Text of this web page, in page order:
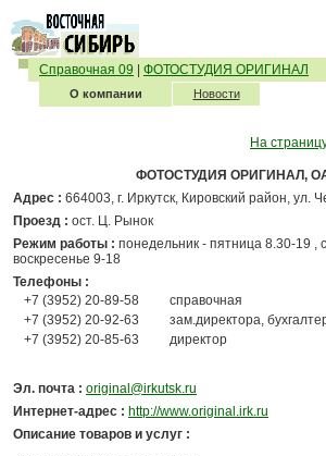
Справочная 09 ФОТОСТУДИЯ ОРИГИНАЛ
О компании Новости
На
ФОТОСТУДИЯ ОРИГИНАЛ,
Адрес : 664003, г. Иркутск, Кировский район, ул.
Проезд : ост. Ц. Рынок
Режим работы : понедельник - пятница 8.30-19 ,
воскресенье 9-18
Телефоны :
+7 (3952) 20-89-58
справочная
+7 (3952) 20-92-63
зам.директора,
+7 (3952) 20-85-63
директор
Эл. почта : original@irkutsk.ru
Интернет-адрес : http://www.original.irk.ru
Описание товаров и услуг :